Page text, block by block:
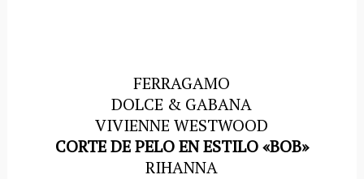
FERRAGAMO
DOLCE & GABANA
VIVIENNE WESTWOOD
CORTE DE PELO EN ESTILO «BOB»
RIHANNA